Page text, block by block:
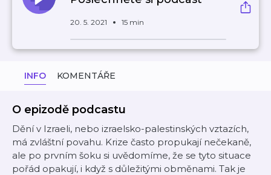
20. 5. 2021 15 min
INFO KOMENTÁŘE
O epizodě podcastu
Dění v Izraeli, nebo izraelsko-palestinských vztazích,
má zvláštní povahu. Krize často propukají nečekaně,
ale po prvním šoku si uvědomíme, že se tyto situace
pořád opakují, i když s důležitými obměnami. Tak je